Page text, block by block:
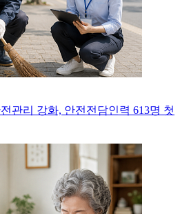
관리 강화, 안전전담인력 613명 첫